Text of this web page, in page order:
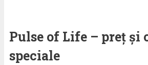
Pulse of Life – preț și
speciale